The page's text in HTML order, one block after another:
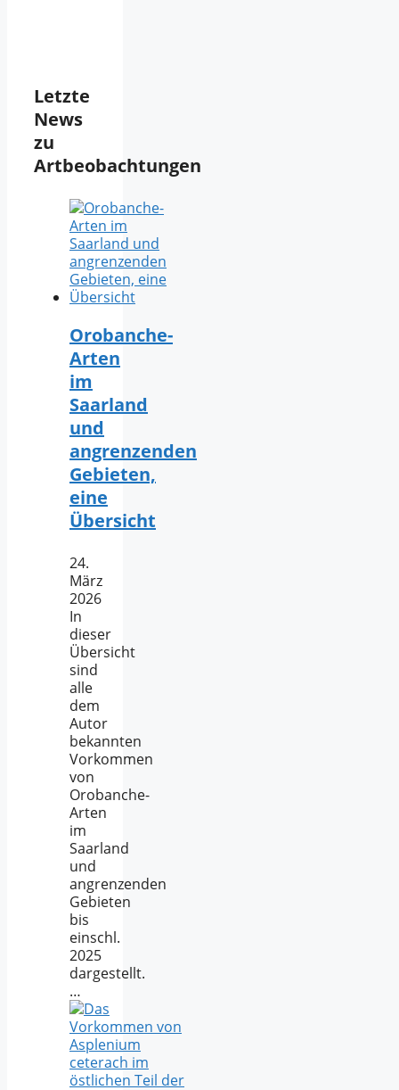
Letzte
News
zu
Artbeobachtungen
Orobanche-
Arten
im
Saarland
und
angrenzenden
Gebieten,
eine
Übersicht
24.
März
2026
In
dieser
Übersicht
sind
alle
dem
Autor
bekannten
Vorkommen
von
Orobanche-
Arten
im
Saarland
und
angrenzenden
Gebieten
bis
einschl.
2025
dargestellt.
…